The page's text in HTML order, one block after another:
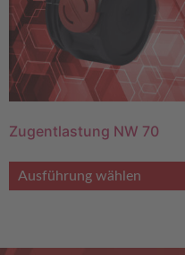
Zugentlastung NW 70
Ausführung wählen